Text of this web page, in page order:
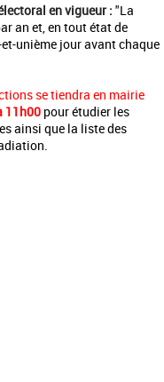
en vigueur : "La
an et, en tout état de
unième jour avant chaque
se tiendra en mairie
11h00 pour étudier les
ainsi que la liste des